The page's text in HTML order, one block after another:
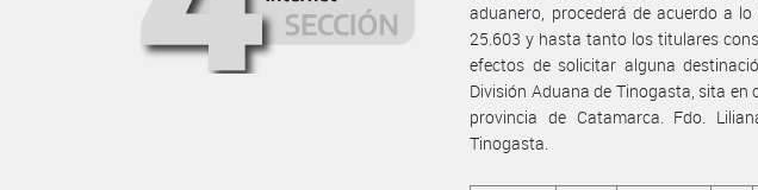
aduanero, procederá de acuerdo a
25.603 y hasta tanto los titulares
efectos de solicitar alguna
División Aduana de Tinogasta, sita en
provincia de Catamarca. Fdo.
Tinogasta.